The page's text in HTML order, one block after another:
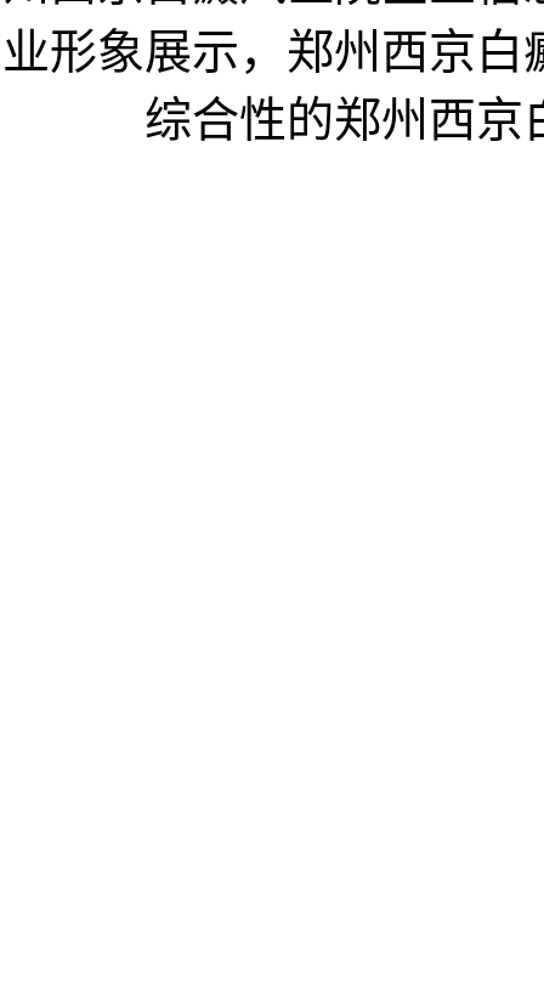
业形象展示，郑州西京
综合性的郑州西京